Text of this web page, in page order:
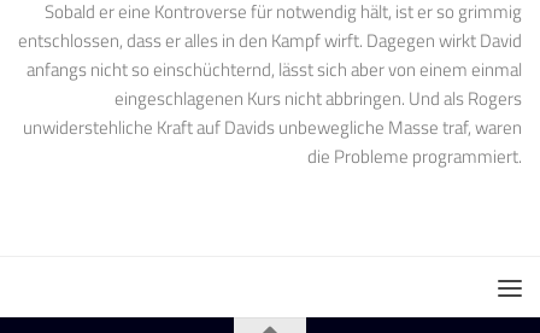
Sobald er eine Kontroverse für notwendig hält, ist er so grimmig
entschlossen, dass er alles in den Kampf wirft. Dagegen wirkt David
anfangs nicht so einschüchternd, lässt sich aber von einem einmal
eingeschlagenen Kurs nicht abbringen. Und als Rogers
unwiderstehliche Kraft auf Davids unbewegliche Masse traf, waren
die Probleme programmiert.